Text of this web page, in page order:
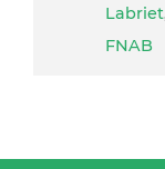
Labriet
FNAB